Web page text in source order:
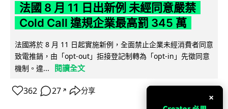
法國 8 月 11 日出新例 未經同意嚴禁
Cold Call 違規企業最高罰 345 萬
法國將於 8 月 11 日起實施新例，全面禁止企業未經消費者同意
致電推銷，由「opt-out」拒接登記制轉為「opt-in」先徵同意
機制。違...
閱讀全文
362 27 ↗ 分享
×